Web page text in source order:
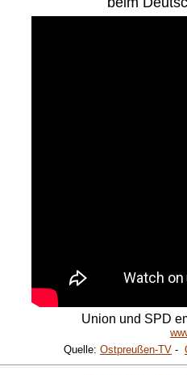
Union und SPD
Quelle: Ostpreußen-TV -